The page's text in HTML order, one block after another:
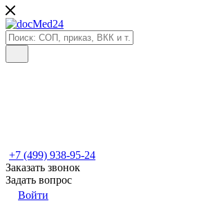
+7 (499) 938-95-24
Заказать звонок
Задать вопрос
Войти